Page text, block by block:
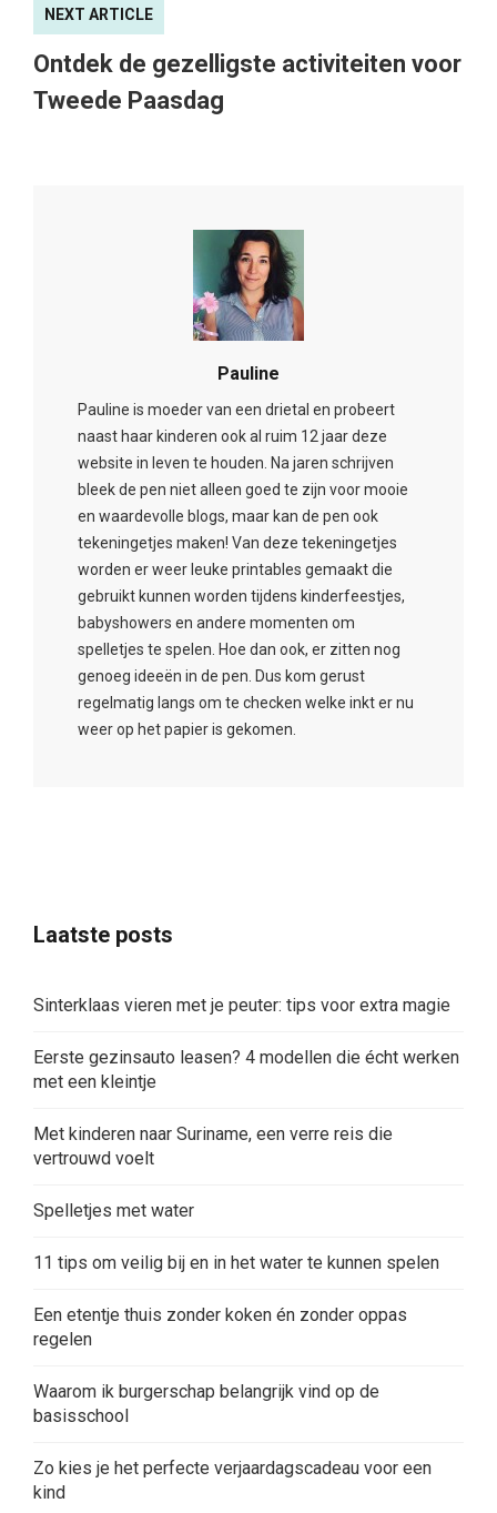
NEXT ARTICLE
Ontdek de gezelligste activiteiten voor
Tweede Paasdag
Pauline
Pauline is moeder van een drietal en probeert
naast haar kinderen ook al ruim 12 jaar deze
website in leven te houden. Na jaren schrijven
bleek de pen niet alleen goed te zijn voor mooie
en waardevolle blogs, maar kan de pen ook
tekeningetjes maken! Van deze tekeningetjes
worden er weer leuke printables gemaakt die
gebruikt kunnen worden tijdens kinderfeestjes,
babyshowers en andere momenten om
spelletjes te spelen. Hoe dan ook, er zitten nog
genoeg ideeën in de pen. Dus kom gerust
regelmatig langs om te checken welke inkt er nu
weer op het papier is gekomen.
Laatste posts
Sinterklaas vieren met je peuter: tips voor extra magie
Eerste gezinsauto leasen? 4 modellen die écht werken
met een kleintje
Met kinderen naar Suriname, een verre reis die
vertrouwd voelt
Spelletjes met water
11 tips om veilig bij en in het water te kunnen spelen
Een etentje thuis zonder koken én zonder oppas
regelen
Waarom ik burgerschap belangrijk vind op de
basisschool
Zo kies je het perfecte verjaardagscadeau voor een
kind